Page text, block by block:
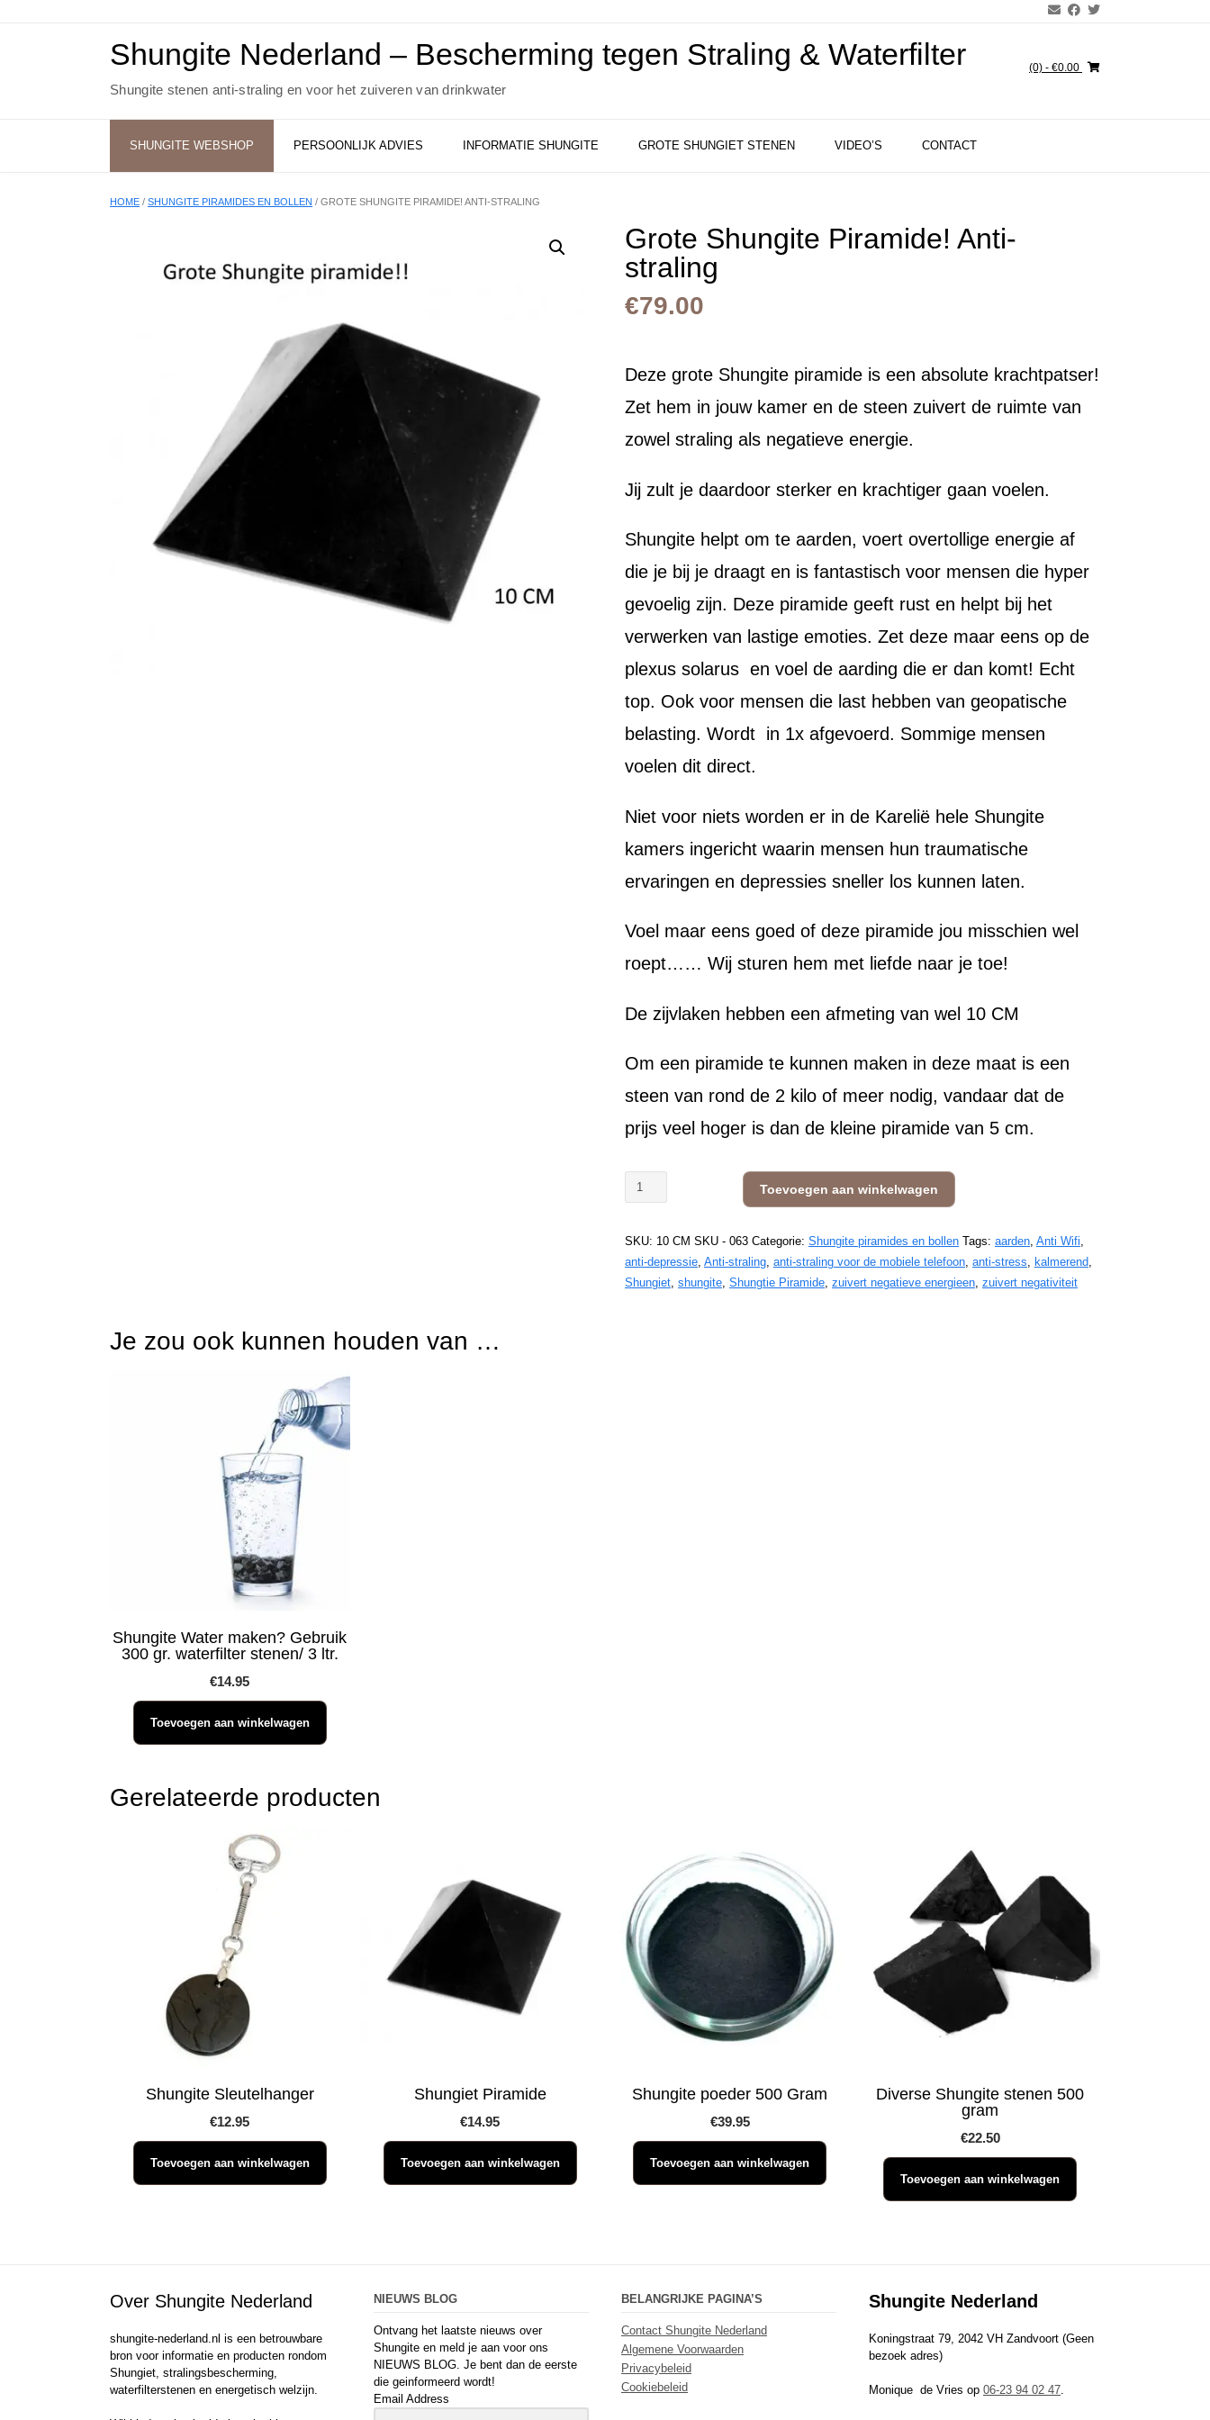
Shungite Nederland – Bescherming tegen Straling & Waterfilter
Shungite stenen anti-straling en voor het zuiveren van drinkwater
(0) - €0.00
SHUNGITE WEBSHOP PERSOONLIJK ADVIES INFORMATIE SHUNGITE GROTE SHUNGIET STENEN VIDEO’S CONTACT
HOME / SHUNGITE PIRAMIDES EN BOLLEN / GROTE SHUNGITE PIRAMIDE! ANTI-STRALING
Grote Shungite Piramide! Anti-
straling
€79.00
Deze grote Shungite piramide is een absolute krachtpatser!
Zet hem in jouw kamer en de steen zuivert de ruimte van
zowel straling als negatieve energie.
Jij zult je daardoor sterker en krachtiger gaan voelen.
Shungite helpt om te aarden, voert overtollige energie af
die je bij je draagt en is fantastisch voor mensen die hyper
gevoelig zijn. Deze piramide geeft rust en helpt bij het
verwerken van lastige emoties. Zet deze maar eens op de
plexus solarus en voel de aarding die er dan komt! Echt
top. Ook voor mensen die last hebben van geopatische
belasting. Wordt in 1x afgevoerd. Sommige mensen
voelen dit direct.
Niet voor niets worden er in de Karelië hele Shungite
kamers ingericht waarin mensen hun traumatische
ervaringen en depressies sneller los kunnen laten.
Voel maar eens goed of deze piramide jou misschien wel
roept…… Wij sturen hem met liefde naar je toe!
De zijvlaken hebben een afmeting van wel 10 CM
Om een piramide te kunnen maken in deze maat is een
steen van rond de 2 kilo of meer nodig, vandaar dat de
prijs veel hoger is dan de kleine piramide van 5 cm.
Grote
Shungite
Anti-
straling
aantal
Toevoegen aan winkelwagen
SKU: 10 CM SKU - 063 Categorie: Shungite piramides en bollen Tags: aarden, Anti Wifi,
anti-depressie, Anti-straling, anti-straling voor de mobiele telefoon, anti-stress, kalmerend,
Shungiet, shungite, Shungtie Piramide, zuivert negatieve energieen, zuivert negativiteit
Je zou ook kunnen houden van …
Shungite Water maken? Gebruik
300 gr. waterfilter stenen/ 3 ltr.
€14.95
Toevoegen aan winkelwagen
Gerelateerde producten
Shungite Sleutelhanger
€12.95
Toevoegen aan winkelwagen
Shungiet Piramide
€14.95
Toevoegen aan winkelwagen
Shungite poeder 500 Gram
€39.95
Toevoegen aan winkelwagen
Diverse Shungite stenen 500
gram
€22.50
Toevoegen aan winkelwagen
Over Shungite Nederland
shungite-nederland.nl is een betrouwbare
bron voor informatie en producten rondom
Shungiet, stralingsbescherming,
waterfilterstenen en energetisch welzijn.
NIEUWS BLOG
Ontvang het laatste nieuws over
Shungite en meld je aan voor ons
NIEUWS BLOG. Je bent dan de eerste
die geinformeerd wordt!
Email Address
BELANGRIJKE PAGINA’S
Contact Shungite Nederland
Algemene Voorwaarden
Privacybeleid
Cookiebeleid
Shungite Nederland
Koningstraat 79, 2042 VH Zandvoort (Geen
bezoek adres)
Monique de Vries op 06-23 94 02 47.